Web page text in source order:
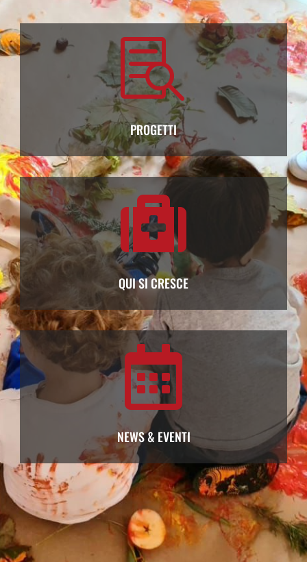

PROGETTI

QUI SI CRESCE

NEWS & EVENTI